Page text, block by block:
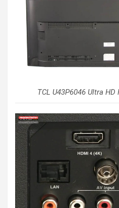
TCL U43P6046 Ultra